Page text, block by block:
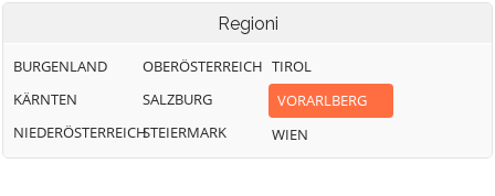
Regioni
BURGENLAND
KÄRNTEN
NIEDERÖSTERREICH
OBERÖSTERREICH
SALZBURG
STEIERMARK
TIROL
VORARLBERG
WIEN